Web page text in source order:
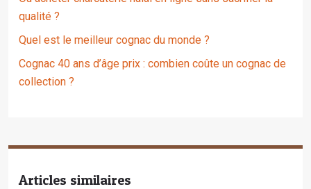
qualité ?
Quel est le meilleur cognac du monde ?
Cognac 40 ans d’âge prix : combien coûte un cognac de
collection ?
Articles similaires